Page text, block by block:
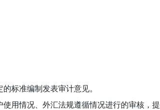
标准编制发表审计意见。
用情况、外汇法规遵循情况进行的审核，提